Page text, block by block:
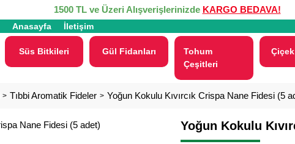
1500 TL ve Üzeri Alışverişlerinizde KARGO BEDAVA!
Anasayfa İletişim
Süs Bitkileri Gül Fidanları
Tohum
Çeşitleri
Çiçek
Tıbbi Aromatik Fideler Yoğun Kokulu Kıvırcık Crispa Nane Fidesi (5
Yoğun Kokulu